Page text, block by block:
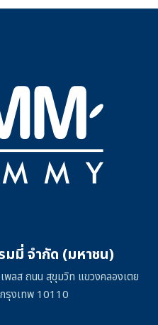
มมี่ จำกัด (มหาชน)
พลส ถนน สุขุมวิท แขวงคลองเตย
รุงเทพ 10110